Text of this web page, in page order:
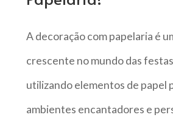
A decoração com papelaria é
crescente no mundo das
utilizando elementos de papel
ambientes encantadores e